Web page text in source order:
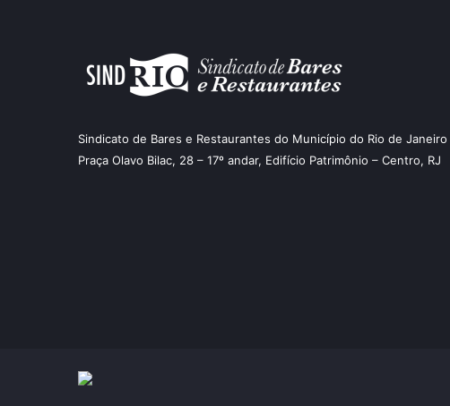
Sindicato de Bares e Restaurantes do Município do Rio de Janeiro
Praça Olavo Bilac, 28 – 17º andar, Edifício Patrimônio – Centro, RJ